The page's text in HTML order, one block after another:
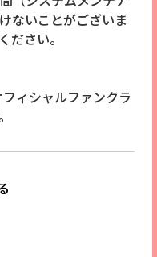
ないことがございま
ださい。
ィシャルファンクラ